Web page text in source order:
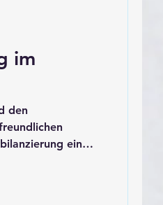
ist fast immer
im
den
ein